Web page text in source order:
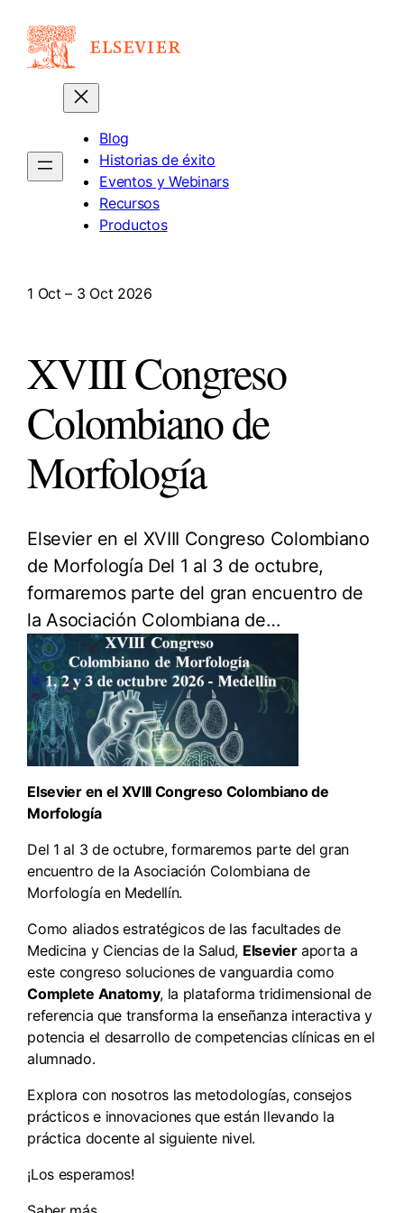
al
contenido
Blog
Historias de éxito
Eventos y Webinars
Recursos
Productos
1 Oct – 3 Oct 2026
XVIII Congreso
Colombiano de
Morfología
Elsevier en el XVIII Congreso Colombiano
de Morfología Del 1 al 3 de octubre,
formaremos parte del gran encuentro de
la Asociación Colombiana de…
Elsevier en el XVIII Congreso Colombiano de
Morfología
Del 1 al 3 de octubre, formaremos parte del gran
encuentro de la Asociación Colombiana de
Morfología en Medellín.
Como aliados estratégicos de las facultades de
Medicina y Ciencias de la Salud, Elsevieraporta a
este congreso soluciones de vanguardia como
Complete Anatomy, la plataforma tridimensional de
referencia que transforma la enseñanza interactiva y
potencia el desarrollo de competencias clínicas en el
alumnado.
Explora con nosotros las metodologías, consejos
prácticos e innovaciones que están llevando la
práctica docente al siguiente nivel.
¡Los esperamos!